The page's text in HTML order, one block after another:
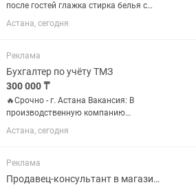
после гостей глажка стирка белья с
номеров.Чистоплотная ответственная
девушка.
Астана, сегодня
Реклама
Бухгалтер по учёту ТМЗ
300 000 ₸
🔥Срочно - г. Астана Вакансия: В
производственную компанию
требуется бухгалтер материального
стола.( начинающий) ШУСТРАЯ,
ИСПОЛНИТЕЛЬНАЯ ДЕВУШКА.
Требования: Прием и...
Астана, сегодня
Реклама
Продавец-консультант в магазине одежды